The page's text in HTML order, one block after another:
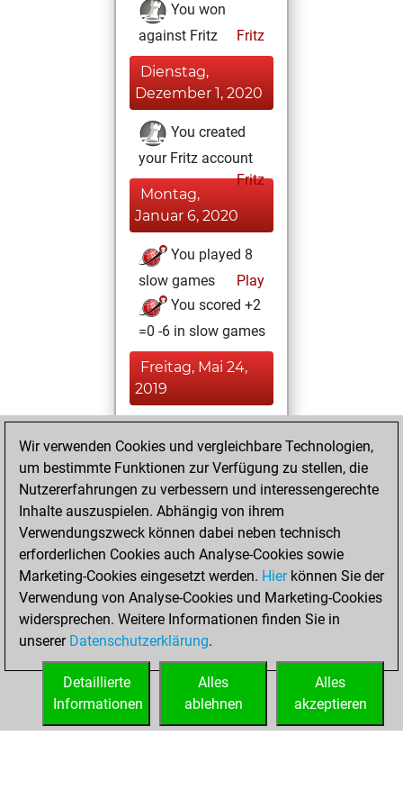
You won
against Fritz
Fritz
Dienstag,
Dezember 1, 2020
You created
your Fritz account
Fritz
Montag,
Januar 6, 2020
You played 8
slow games
Play
You scored +2
=0 -6 in slow games
Freitag, Mai 24,
2019
You played 10
blitz games
Play
You scored +0
=0 -10 in blitz
Samstag,
November 3, 2018
You played 8
bullet games
Play
You scored +0
=0 -8 in bullet
Wir verwenden Cookies und vergleichbare Technologien,
um bestimmte Funktionen zur Verfügung zu stellen, die
Nutzererfahrungen zu verbessern und interessengerechte
Inhalte auszuspielen. Abhängig von ihrem
Verwendungszweck können dabei neben technisch
erforderlichen Cookies auch Analyse-Cookies sowie
Marketing-Cookies eingesetzt werden. Hierkönnen Sie der
Verwendung von Analyse-Cookies und Marketing-Cookies
widersprechen. Weitere Informationen finden Sie in
unserer Datenschutzerklärung.
Alles
akzeptieren
Alles
ablehnen
Detaillierte
Informationen